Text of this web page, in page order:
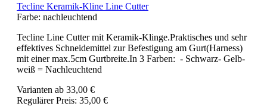
Tecline Keramik-Kline Line Cutter
Farbe: nachleuchtend
Tecline Line Cutter mit Keramik-Klinge.Praktisches und sehr
effektives Schneidemittel zur Befestigung am Gurt(Harness)
mit einer max.5cm Gurtbreite.In 3 Farben: - Schwarz- Gelb-
weiß = Nachleuchtend
Varianten ab 33,00 €
Regulärer Preis: 35,00 €